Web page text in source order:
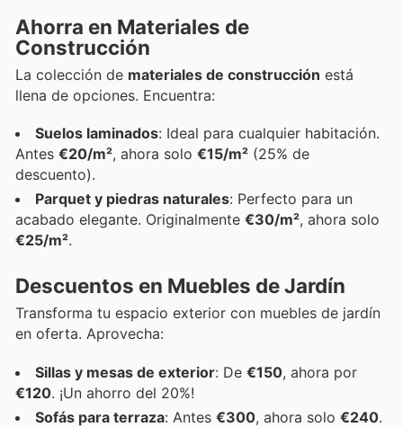
Ahorra en Materiales de
Construcción
La colección de materiales de construcción está
llena de opciones. Encuentra:
Suelos laminados: Ideal para cualquier habitación.
Antes €20/m², ahora solo €15/m² (25% de
descuento).
Parquet y piedras naturales: Perfecto para un
acabado elegante. Originalmente €30/m², ahora solo
€25/m².
Descuentos en Muebles de Jardín
Transforma tu espacio exterior con muebles de jardín
en oferta. Aprovecha:
Sillas y mesas de exterior: De €150, ahora por
€120. ¡Un ahorro del 20%!
Sofás para terraza: Antes €300, ahora solo €240.